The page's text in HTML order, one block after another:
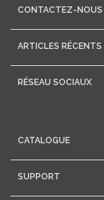
CONTACTEZ-NOUS
ARTICLES RÉCENTS
RÉSEAU SOCIAUX
CATALOGUE
SUPPORT